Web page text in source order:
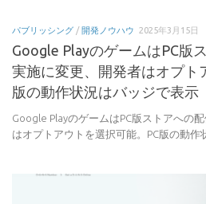
パブリッシング /開発ノウハウ 2025年3月15日
Google PlayのゲームはPC版
実施に変更、開発者はオプト
版の動作状況はバッジで表示
Google PlayのゲームはPC版ストアへの
はオプトアウトを選択可能。PC版の動